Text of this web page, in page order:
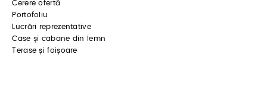
Cerere ofertă
Portofoliu
Lucrări reprezentative
Case și cabane din lemn
Terase și foișoare